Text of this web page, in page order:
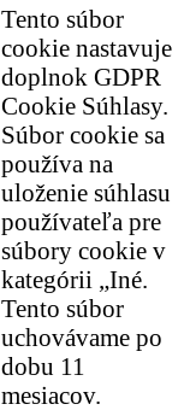
Tento súbor
cookie nastavuje
doplnok GDPR
Cookie Súhlasy.
Súbor cookie sa
používa na
uloženie súhlasu
používateľa pre
súbory cookie v
kategórii „Iné.
Tento súbor
uchovávame po
dobu 11
mesiacov.